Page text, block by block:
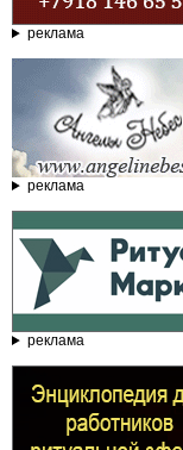
реклама
реклама
реклама